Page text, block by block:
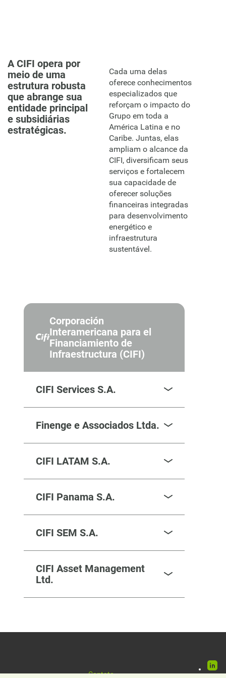
A CIFI opera por
meio de uma
estrutura robusta
que abrange sua
entidade principal
e subsidiárias
estratégicas.
Cada uma delas
oferece conhecimentos
especializados que
reforçam o impacto do
Grupo em toda a
América Latina e no
Caribe. Juntas, elas
ampliam o alcance da
CIFI, diversificam seus
serviços e fortalecem
sua capacidade de
oferecer soluções
financeiras integradas
para desenvolvimento
energético e
infraestrutura
sustentável.
Corporación
Interamericana para el
Financiamiento de
Infraestructura (CIFI)
CIFI Services S.A.
Finenge e Associados Ltda.
CIFI LATAM S.A.
CIFI Panama S.A.
CIFI SEM S.A.
CIFI Asset Management
Ltd.
Contato